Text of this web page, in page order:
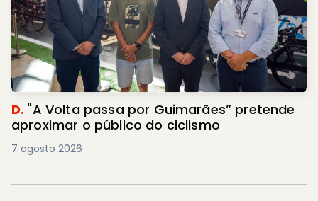
D. "A Volta passa por Guimarães” pretende
aproximar o público do ciclismo
7 agosto 2026